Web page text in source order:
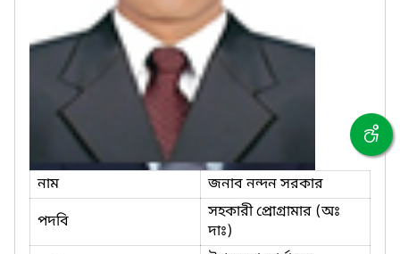
নাম
জনাব নন্দন সরকার
পদবি
সহকারী প্রোগ্রামার (অঃ
দাঃ)